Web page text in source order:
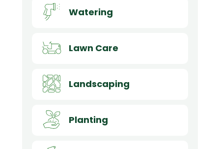
Watering
Lawn Care
Landscaping
Planting